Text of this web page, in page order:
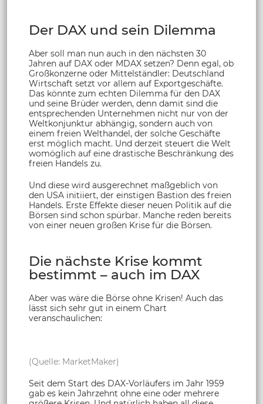
Der DAX und sein Dilemma
Aber soll man nun auch in den nächsten 30
Jahren auf DAX oder MDAX setzen? Denn egal, ob
Großkonzerne oder Mittelständler: Deutschland
Wirtschaft setzt vor allem auf Exportgeschäfte.
Das könnte zum echten Dilemma für den DAX
und seine Brüder werden, denn damit sind die
entsprechenden Unternehmen nicht nur von der
Weltkonjunktur abhängig, sondern auch von
einem freien Welthandel, der solche Geschäfte
erst möglich macht. Und derzeit steuert die Welt
womöglich auf eine drastische Beschränkung des
freien Handels zu.
Und diese wird ausgerechnet maßgeblich von
den USA initiiert, der einstigen Bastion des freien
Handels. Erste Effekte dieser neuen Politik auf die
Börsen sind schon spürbar. Manche reden bereits
von einer neuen großen Krise für die Börsen.
Die nächste Krise kommt
bestimmt – auch im DAX
Aber was wäre die Börse ohne Krisen! Auch das
lässt sich sehr gut in einem Chart
veranschaulichen:
(Quelle: MarketMaker)
Seit dem Start des DAX-Vorläufers im Jahr 1959
gab es kein Jahrzehnt ohne eine oder mehrere